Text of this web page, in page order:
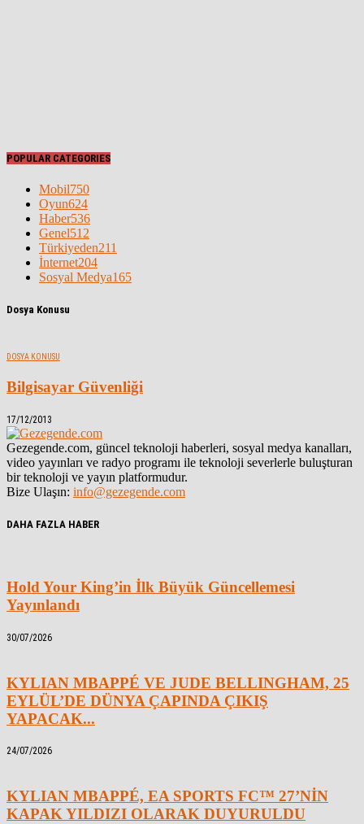
POPULAR CATEGORIES
Mobil750
Oyun624
Haber536
Genel512
Türkiyeden211
İnternet204
Sosyal Medya165
Dosya Konusu
DOSYA KONUSU
Bilgisayar Güvenliği
17/12/2013
Gezegende.com, güncel teknoloji haberleri, sosyal medya kanalları,
video yayınları ve radyo programı ile teknoloji severlerle buluşturan
bir teknoloji ve yayın platformudur.
Bize Ulaşın: info@gezegende.com
DAHA FAZLA HABER
Hold Your King’in İlk Büyük Güncellemesi
Yayınlandı
30/07/2026
KYLIAN MBAPPÉ VE JUDE BELLINGHAM, 25
EYLÜL’DE DÜNYA ÇAPINDA ÇIKIŞ
YAPACAK...
24/07/2026
KYLIAN MBAPPÉ, EA SPORTS FC™ 27’NİN
KAPAK YILDIZI OLARAK DUYURULDU